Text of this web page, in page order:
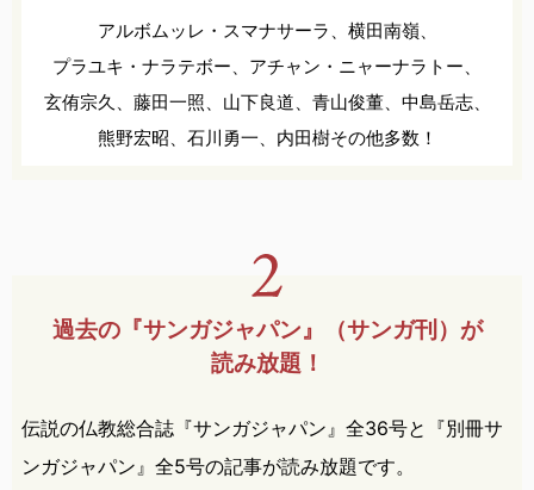
アルボムッレ・スマナサーラ、 横田南嶺、
プラユキ・ナラテボー、 アチャン・ニャーナラトー、
玄侑宗久、 藤田一照、 山下良道、 青山俊董、 中島岳志、
熊野宏昭、 石川勇一、 内田樹その他多数！
過去の『サンガジャパン』
（サンガ刊）が
読み放題！
伝説の仏教総合誌『サンガジャパン』全36号と『別冊サ
ンガジャパン』全5号の記事が読み放題です。